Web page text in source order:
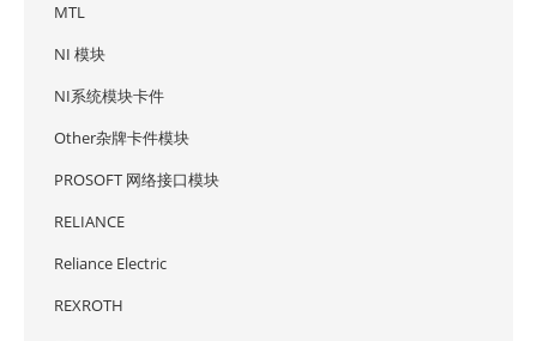
MTL
NI 模块
NI系统模块卡件
Other杂牌卡件模块
PROSOFT 网络接口模块
RELIANCE
Reliance Electric
REXROTH